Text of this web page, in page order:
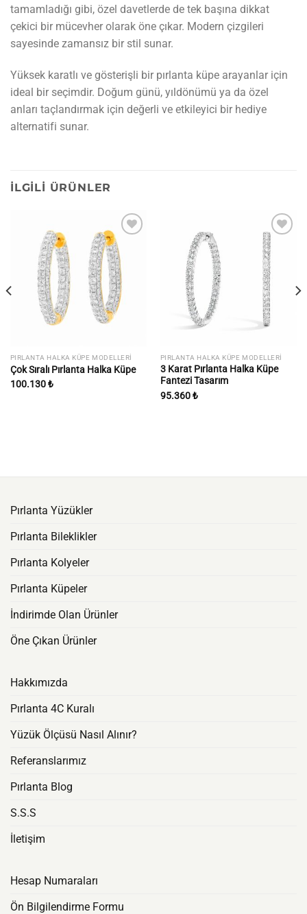
tamamladığı gibi, özel davetlerde de tek başına dikkat
çekici bir mücevher olarak öne çıkar. Modern çizgileri
sayesinde zamansız bir stil sunar.
Yüksek karatlı ve gösterişli bir pırlanta küpe arayanlar için
ideal bir seçimdir. Doğum günü, yıldönümü ya da özel
anları taçlandırmak için değerli ve etkileyici bir hediye
alternatifi sunar.
İLGILI ÜRÜNLER
PIRLANTA HALKA KÜPE MODELLERI
Çok Sıralı Pırlanta Halka Küpe
100.130₺
PIRLANTA HALKA KÜPE MODELLERI
3 Karat Pırlanta Halka Küpe
Fantezi Tasarım
95.360₺
Pırlanta Yüzükler
Pırlanta Bileklikler
Pırlanta Kolyeler
Pırlanta Küpeler
İndirimde Olan Ürünler
Öne Çıkan Ürünler
Hakkımızda
Pırlanta 4C Kuralı
Yüzük Ölçüsü Nasıl Alınır?
Referanslarımız
Pırlanta Blog
S.S.S
İletişim
Hesap Numaraları
Ön Bilgilendirme Formu